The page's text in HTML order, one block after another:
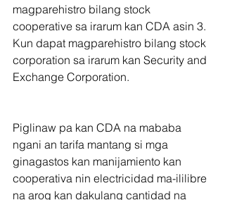
magparehistro bilang stock
cooperative sa irarum kan CDA asin 3.
Kun dapat magparehistro bilang stock
corporation sa irarum kan Security and
Exchange Corporation.
Piglinaw pa kan CDA na mababa
ngani an tarifa mantang si mga
ginagastos kan manijamiento kan
cooperativa nin electricidad ma-ililibre
na arog kan dakulang cantidad na